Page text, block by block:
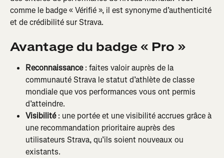
comme le badge « Vérifié », il est synonyme d’authenticité
et de crédibilité sur Strava.
Avantage du badge « Pro »
Reconnaissance : faites valoir auprès de la
communauté Strava le statut d’athlète de classe
mondiale que vos performances vous ont permis
d’atteindre.
Visibilité : une portée et une visibilité accrues grâce à
une recommandation prioritaire auprès des
utilisateurs Strava, qu’ils soient nouveaux ou
existants.